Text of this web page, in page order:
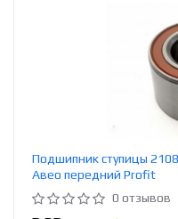
Подшипник ступицы
Авео передний Profit
0 отзывов